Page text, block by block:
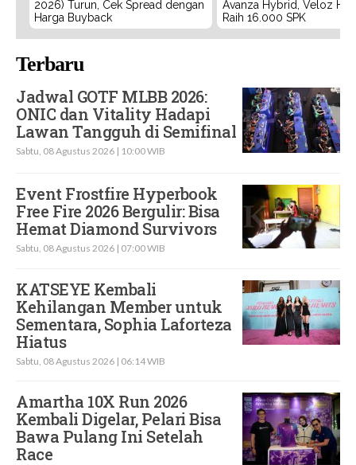
2026) Turun, Cek Spread dengan
Harga Buyback
Avanza Hybrid, Veloz
Raih 16.000 SPK
Terbaru
Jadwal GOTF MLBB 2026:
ONIC dan Vitality Hadapi
Lawan Tangguh di Semifinal
Sabtu, 08 Agustus 2026 | 10:00 WIB
Event Frostfire Hyperbook
Free Fire 2026 Bergulir: Bisa
Hemat Diamond Survivors
Sabtu, 08 Agustus 2026 | 07:00 WIB
KATSEYE Kembali
Kehilangan Member untuk
Sementara, Sophia Laforteza
Hiatus
Sabtu, 08 Agustus 2026 | 06:14 WIB
Amartha 10X Run 2026
Kembali Digelar, Pelari Bisa
Bawa Pulang Ini Setelah
Race